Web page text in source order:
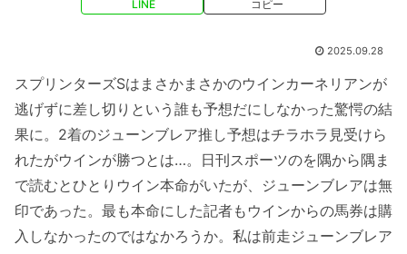
LINE コピー
2025.09.28
スプリンターズSはまさかまさかのウインカーネリアンが
逃げずに差し切りという誰も予想だにしなかった驚愕の結
果に。2着のジューンブレア推し予想はチラホラ見受けら
れたがウインが勝つとは…。日刊スポーツのを隅から隅ま
で読むとひとりウイン本命がいたが、ジューンブレアは無
印であった。最も本命にした記者もウインからの馬券は購
入しなかったのではなかろうか。私は前走ジューンブレア